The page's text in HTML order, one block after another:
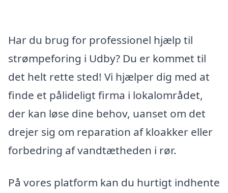
Har du brug for professionel hjælp til
strømpeforing i Udby? Du er kommet til
det helt rette sted! Vi hjælper dig med at
finde et pålideligt firma i lokalområdet,
der kan løse dine behov, uanset om det
drejer sig om reparation af kloakker eller
forbedring af vandtætheden i rør.
På vores platform kan du hurtigt indhente